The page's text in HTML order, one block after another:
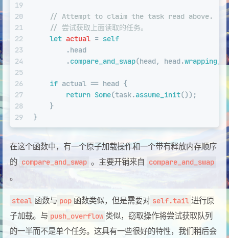
19
20
21
22
23
24
25
26
27
28
29
// Attempt to claim the task read above.
// 尝试获取上面读取的任务。
let actual = self
        .head
        .
compare_and_swap(head, head.
if actual == head {
return Some(task.assume_init());
    }
}
在这个函数中，有一个原子加载操作和一个带有释放内存顺序
的 compare_and_swap 。主要开销来自 compare_and_swap
。
steal 函数与 pop 函数类似，但是需要对 self.tail 进行原
子加载。与 push_overflow 类似，窃取操作将尝试获取队列
的一半而不是单个任务。这具有一些很好的特性，我们稍后会